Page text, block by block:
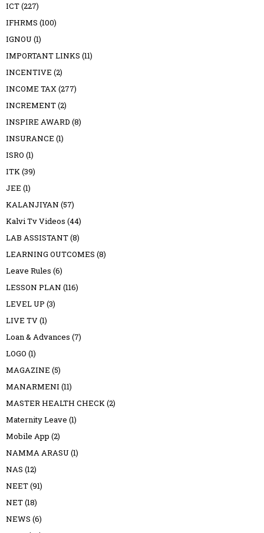
ICT(227)
IFHRMS (100)
IGNOU (1)
IMPORTANT LINKS (11)
INCENTIVE (2)
INCOME TAX(277)
INCREMENT(2)
INSPIRE AWARD (8)
INSURANCE (1)
ISRO (1)
ITK(39)
JEE (1)
KALANJIYAN (57)
Kalvi Tv Videos (44)
LAB ASSISTANT(8)
LEARNING OUTCOMES (8)
Leave Rules (6)
LESSON PLAN (116)
LEVEL UP (3)
LIVE TV(1)
Loan & Advances (7)
LOGO (1)
MAGAZINE (5)
MANARMENI (11)
MASTER HEALTH CHECK(2)
Maternity Leave (1)
Mobile App (2)
NAMMA ARASU (1)
NAS (12)
NEET(91)
NET(18)
NEWS (6)